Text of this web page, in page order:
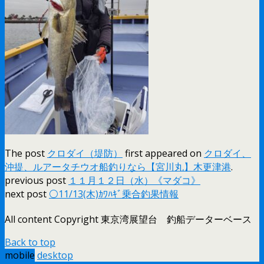
The post クロダイ（堤防） first appeared on クロダイ、
沖提、ルアータチウオ船釣りなら【宮川丸】木更津港.
previous post １１月１２日（水）《マダコ》
next post ⚪11/13(木)ｶﾜﾊｷﾞ乗合釣果情報
All content Copyright 東京湾展望台 釣船データーベース
Back to top
mobile desktop